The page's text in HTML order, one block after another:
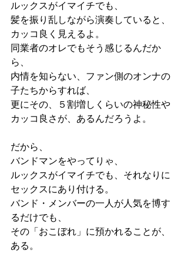
ルックスがイマイチでも、
髪を振り乱しながら演奏していると、
カッコ良く見えるよ。
同業者のオレでもそう感じるんだか
ら、
内情を知らない、ファン側のオンナの
子たちからすれば、
更にその、５割増しくらいの神秘性や
カッコ良さが、あるんだろうよ。
だから、
バンドマンをやってりゃ、
ルックスがイマイチでも、それなりに
セックスにあり付ける。
バンド・メンバーの一人が人気を博す
るだけでも、
その「おこぼれ」に預かれることが、
ある。